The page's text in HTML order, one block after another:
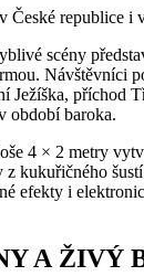
České republice i
scény
Návštěvníci
Ježíška, příchod
období baroka.
4 × 2 metry
kukuřičného
efekty i
A ŽIVÝ